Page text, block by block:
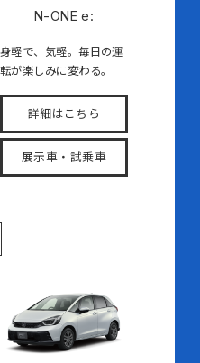
N-ONE e:
身軽で、気軽。毎日の運
転が楽しみに変わる。
詳細はこちら
展示車・試乗車